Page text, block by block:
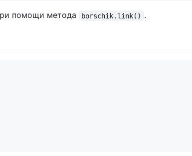
помощи метода borschik.link() .